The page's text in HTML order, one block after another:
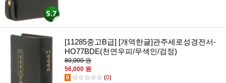
[11285중고B급] [개역한글]관주세로성경전서-
HO77BDE(천연우피/무색인/검정)
80,000 원
56,000 원
0 ☆☆☆☆☆ (0)